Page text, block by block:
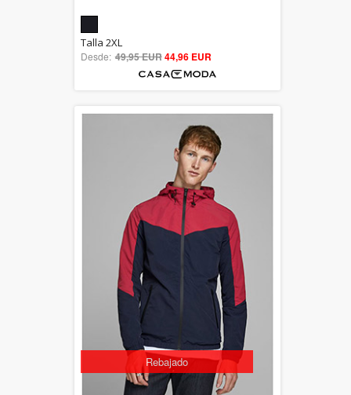
out of 5
Talla 2XL
Desde: 49,95 EUR44,96 EUR
Rebajado